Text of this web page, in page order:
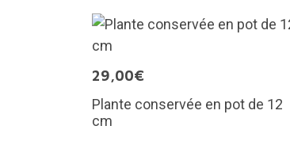
29,00€
Plante conservée en pot de 12
cm